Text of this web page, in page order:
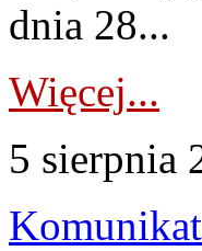
dnia 28...
Więcej...
5 sierpnia